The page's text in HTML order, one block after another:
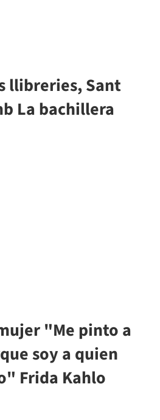
llibreries, Sant
La bachillera
"Me pinto a
soy a quien
Frida Kahlo